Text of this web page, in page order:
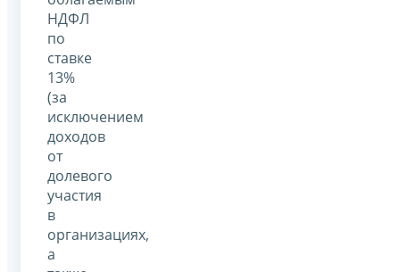
НДФЛ
по
ставке
13%
(за
исключением
доходов
от
долевого
участия
в
организациях,
а